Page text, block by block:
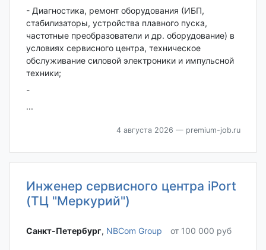
- Диагностика, ремонт оборудования (ИБП,
стабилизаторы, устройства плавного пуска,
частотные преобразователи и др. оборудование) в
условиях сервисного центра, техническое
обслуживание силовой электроники и импульсной
техники;
-
...
4 августа 2026 — premium-job.ru
Инженер сервисного центра iPort
(ТЦ "Меркурий")
Санкт-Петербург‎, NBCom Group от 100 000 руб